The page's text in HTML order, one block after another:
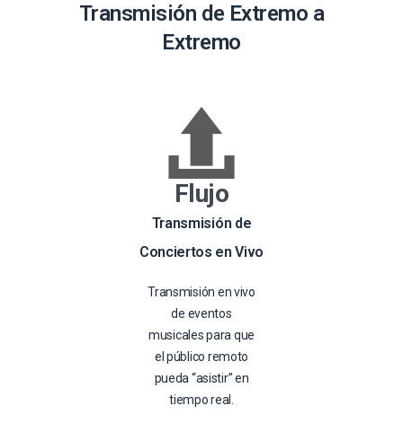
Transmisión de Extremo a
Extremo
Flujo
Transmisión de
Conciertos en Vivo
Transmisión en vivo
de eventos
musicales para que
el público remoto
pueda “asistir” en
tiempo real.